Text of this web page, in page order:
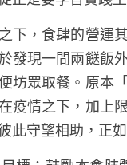
卻有奉耶穌基督
要學習實踐主的
下，食肆的營運
發現一間兩餸飯